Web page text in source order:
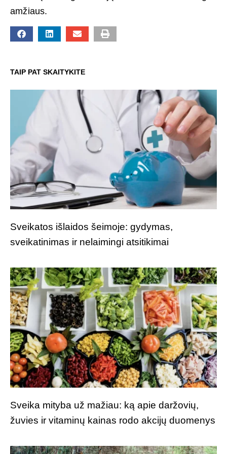
amžiaus.
TAIP PAT SKAITYKITE
Sveikatos išlaidos šeimoje: gydymas,
sveikatinimas ir nelaimingi atsitikimai
Sveika mityba už mažiau: ką apie daržovių,
žuvies ir vitaminų kainas rodo akcijų duomenys